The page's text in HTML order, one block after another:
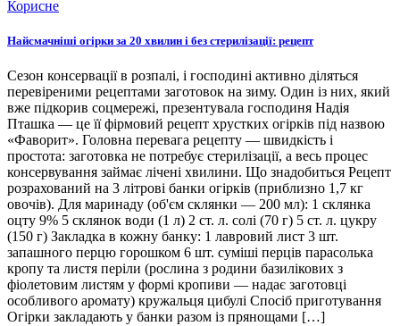
Корисне
Найсмачніші огірки за 20 хвилин і без стерилізації: рецепт
Сезон консервації в розпалі, і господині активно діляться
перевіреними рецептами заготовок на зиму. Один із них, який
вже підкорив соцмережі, презентувала господиня Надія
Пташка — це її фірмовий рецепт хрустких огірків під назвою
«Фаворит». Головна перевага рецепту — швидкість і
простота: заготовка не потребує стерилізації, а весь процес
консервування займає лічені хвилини. Що знадобиться Рецепт
розрахований на 3 літрові банки огірків (приблизно 1,7 кг
овочів). Для маринаду (об'єм склянки — 200 мл): 1 склянка
оцту 9% 5 склянок води (1 л) 2 ст. л. солі (70 г) 5 ст. л. цукру
(150 г) Закладка в кожну банку: 1 лавровий лист 3 шт.
запашного перцю горошком 6 шт. суміші перців парасолька
кропу та листя періли (рослина з родини базилікових з
фіолетовим листям у формі кропиви — надає заготовці
особливого аромату) кружальця цибулі Спосіб приготування
Огірки закладають у банки разом із прянощами […]